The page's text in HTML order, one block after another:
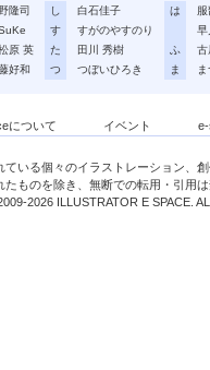
隆司
原 英
好和
し
白石佳子
す
すがのやすのり
た
田川 秀樹
つ
つぼいひろき
は
早
ふ
古
ま
について イベント
ている個々のイラストレーション、
たものを除き、無断での転用・引用
2026 ILLUSTRATOR E SPACE.